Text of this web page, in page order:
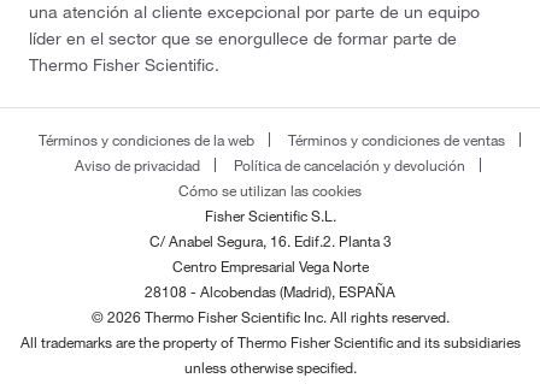
una atención al cliente excepcional por parte de un equipo
líder en el sector que se enorgullece de formar parte de
Thermo Fisher Scientific.
Términos y condiciones de la web
Términos y condiciones de ventas
Aviso de privacidad
Política de cancelación y devolución
Cómo se utilizan las cookies
Fisher Scientific S.L.
C/ Anabel Segura, 16. Edif.2. Planta 3
Centro Empresarial Vega Norte
28108 - Alcobendas (Madrid), ESPAÑA
© 2026 Thermo Fisher Scientific Inc. All rights reserved.
All trademarks are the property of Thermo Fisher Scientific and its subsidiaries
unless otherwise specified.